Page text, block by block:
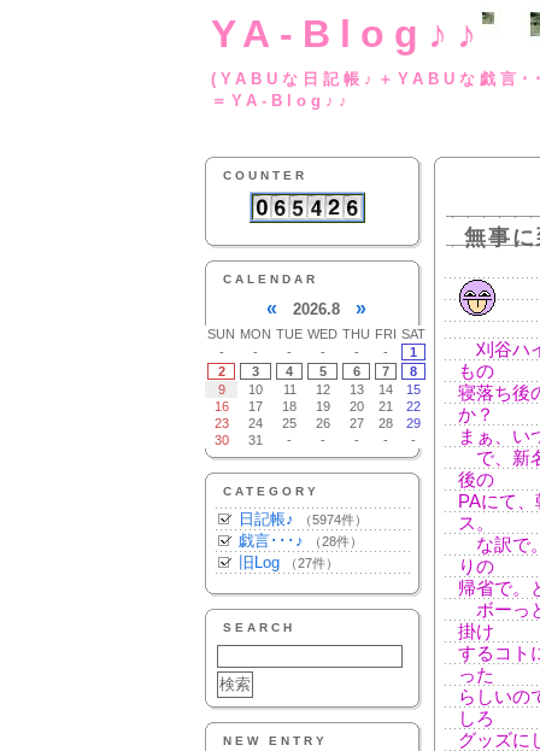
YA-Blog♪♪
(YABUな日記帳♪
＝YA-Blog♪♪
COUNTER
CALENDAR
« 2026.8 »
SUN MON TUE WED THU FRI SAT
-
- - - - -
1
2
3 4 5 6 7
8
9
10 11 12 13 14
15
16
17 18 19 20 21
22
23
24 25 26 27 28
29
30
31 - - - - -
CATEGORY
日記帳♪ （5974件）
戯言･･･♪ （28件）
旧Log （27件）
SEARCH
NEW ENTRY
無事
刈谷ハ
もの
寝落ち後
か？
まぁ、い
で、新
後の
PAにて
ス。
な訳で
りの
帰省で。
ボーっ
掛け
するコト
った
らしいの
しろ
グッズに